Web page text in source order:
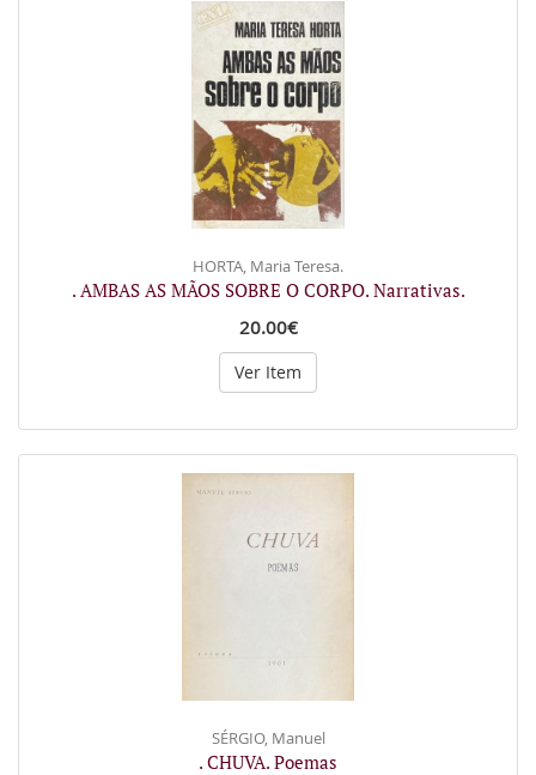
HORTA, Maria Teresa.
. AMBAS AS MÃOS SOBRE O CORPO. Narrativas.
20.00€
Ver Item
SÉRGIO, Manuel
. CHUVA. Poemas